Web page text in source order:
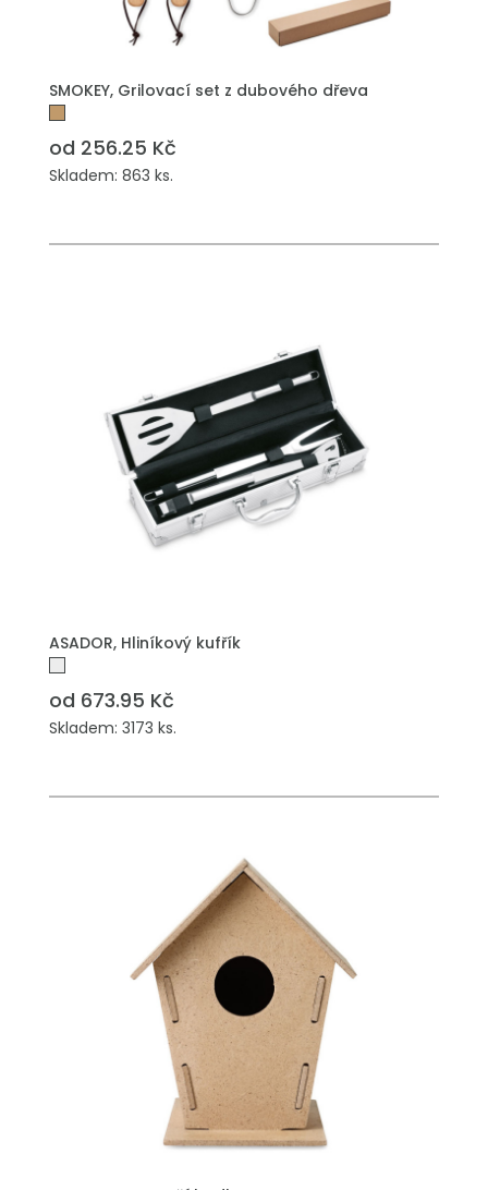
SMOKEY, Grilovací set z dubového dřeva
od 256.25 Kč
Skladem: 863 ks.
ASADOR, Hliníkový kufřík
od 673.95 Kč
Skladem: 3173 ks.